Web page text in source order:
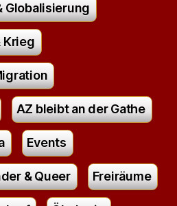
Globalisierung
Krieg
AZ bleibt an der Gathe
Events
& Queer Freiräume